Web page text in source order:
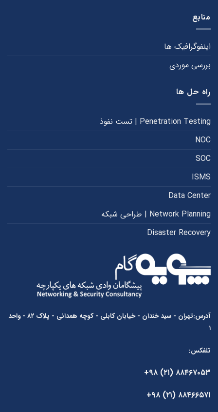
منابع
اینفوگرافیک ها
بررسی موردی
راه حل ها
Penetration Testing | تست نفوذ
NOC
SOC
ISMS
Data Center
Network Planning | طراحی شبکه
Disaster Recovery
آدرس:تهران - سید خندان - خیابان کابلی - کوچه همدانی - پلاک ۸۲ - واحد
۱
تلفکس:
۸۸۴۶۷۰۵۳ (۲۱) ۹۸+
۸۸۴۶۶۵۷۱ (۲۱) ۹۸+